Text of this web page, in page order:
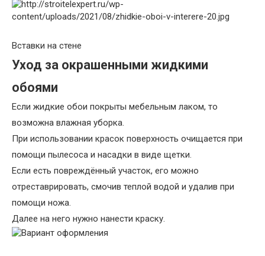
Вставки на стене
Уход за окрашенными жидкими
обоями
Если жидкие обои покрыты мебельным лаком, то
возможна влажная уборка.
При использовании красок поверхность очищается при
помощи пылесоса и насадки в виде щетки.
Если есть повреждённый участок, его можно
отреставрировать, смочив теплой водой и удалив при
помощи ножа.
Далее на него нужно нанести краску.